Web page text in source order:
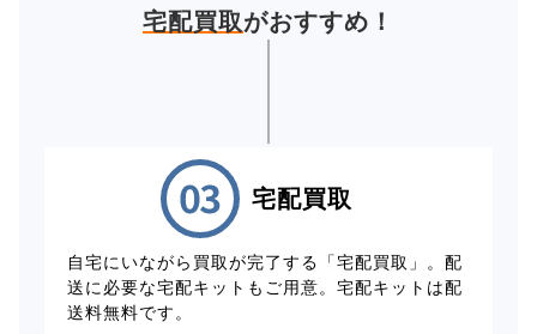
宅配買取がおすすめ！
宅配買取
自宅にいながら買取が完了する「宅配買取」。配
送に必要な宅配キットもご用意。宅配キットは配
送料無料です。